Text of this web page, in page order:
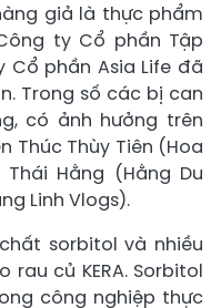
giả là thực phẩm
ty Cổ phần Tập
Cổ phần Asia Life đã
Trong số các bị can
có ảnh hưởng trên
Thúc Thùy Tiên (Hoa
Thái Hằng (Hằng Du
Linh Vlogs).
sorbitol và nhiều
củ KERA. Sorbitol
công nghiệp thực